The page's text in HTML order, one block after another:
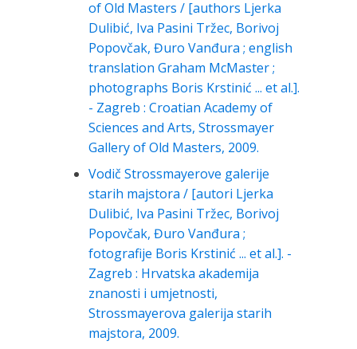
of Old Masters / [authors Ljerka
Dulibić, Iva Pasini Tržec, Borivoj
Popovčak, Đuro Vanđura ; english
translation Graham McMaster ;
photographs Boris Krstinić ... et al.].
- Zagreb : Croatian Academy of
Sciences and Arts, Strossmayer
Gallery of Old Masters, 2009.
Vodič Strossmayerove galerije
starih majstora / [autori Ljerka
Dulibić, Iva Pasini Tržec, Borivoj
Popovčak, Đuro Vanđura ;
fotografije Boris Krstinić ... et al.]. -
Zagreb : Hrvatska akademija
znanosti i umjetnosti,
Strossmayerova galerija starih
majstora, 2009.